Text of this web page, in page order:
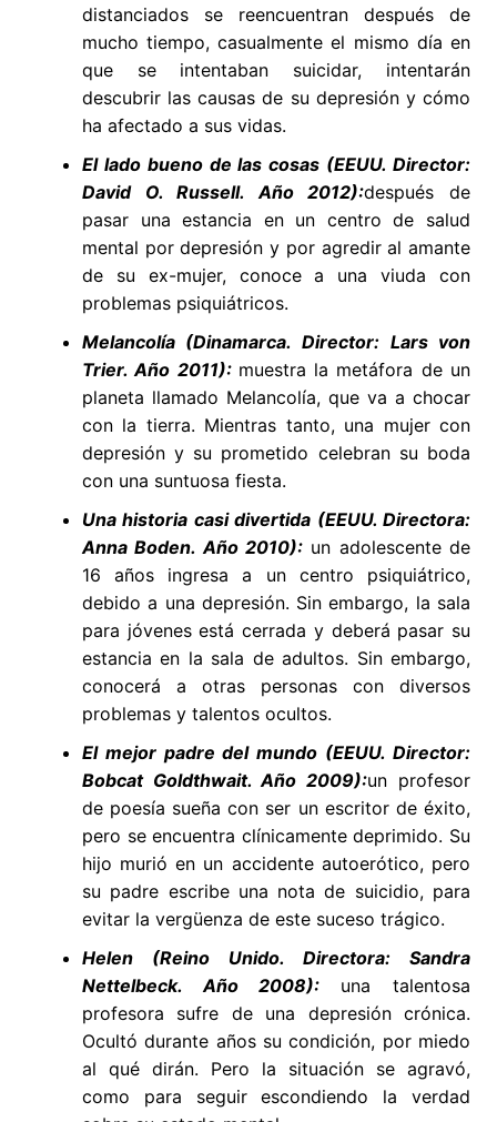
distanciados se reencuentran después de
mucho tiempo, casualmente el mismo día en
que se intentaban suicidar, intentarán
descubrir las causas de su depresión y cómo
ha afectado a sus vidas.
El lado bueno de las cosas (EEUU. Director:
David O. Russell. Año 2012):después de
pasar una estancia en un centro de salud
mental por depresión y por agredir al amante
de su ex-mujer, conoce a una viuda con
problemas psiquiátricos.
Melancolía (Dinamarca. Director: Lars von
Trier. Año 2011): muestra la metáfora de un
planeta llamado Melancolía, que va a chocar
con la tierra. Mientras tanto, una mujer con
depresión y su prometido celebran su boda
con una suntuosa fiesta.
Una historia casi divertida (EEUU. Directora:
Anna Boden. Año 2010): un adolescente de
16 años ingresa a un centro psiquiátrico,
debido a una depresión. Sin embargo, la sala
para jóvenes está cerrada y deberá pasar su
estancia en la sala de adultos. Sin embargo,
conocerá a otras personas con diversos
problemas y talentos ocultos.
El mejor padre del mundo (EEUU. Director:
Bobcat Goldthwait. Año 2009):un profesor
de poesía sueña con ser un escritor de éxito,
pero se encuentra clínicamente deprimido. Su
hijo murió en un accidente autoerótico, pero
su padre escribe una nota de suicidio, para
evitar la vergüenza de este suceso trágico.
Helen (Reino Unido. Directora: Sandra
Nettelbeck. Año 2008): una talentosa
profesora sufre de una depresión crónica.
Ocultó durante años su condición, por miedo
al qué dirán. Pero la situación se agravó,
como para seguir escondiendo la verdad